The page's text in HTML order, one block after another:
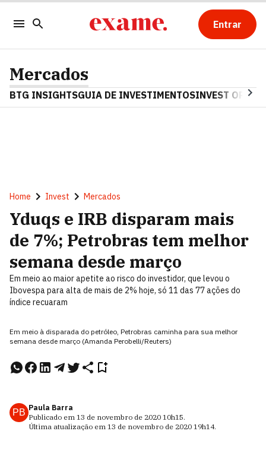
Entrar
Mercados
BTG INSIGHTSGUIA DE INVESTIMENTOSINVEST OPINA
Home Invest Mercados
Yduqs e IRB disparam mais
de 7%; Petrobras tem melhor
semana desde março
Em meio ao maior apetite ao risco do investidor, que levou o
Ibovespa para alta de mais de 2% hoje, só 11 das 77 ações do
índice recuaram
Em meio à disparada do petróleo, Petrobras caminha para sua melhor
semana desde março (Amanda Perobelli/Reuters)
PB Paula Barra
Publicado em 13 de novembro de 2020 10h15.
Última atualização em 13 de novembro de 2020 19h14.